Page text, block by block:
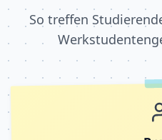
So treffen